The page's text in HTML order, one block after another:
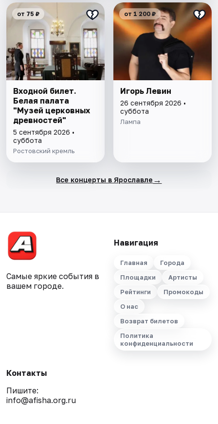
от 75 ₽
Входной билет.
Белая палата
"Музей церковных
древностей"
5 сентября 2026 •
суббота
Ростовский кремль
от 1 200 ₽
Игорь Левин
26 сентября 2026 •
суббота
Лампа
Все концерты в Ярославле →
Самые яркие события в
вашем городе.
Навигация
Главная
Города
Площадки
Артисты
Рейтинги
Промокоды
О нас
Возврат билетов
Политика
конфиденциальности
Контакты
Пишите:
info@afisha.org.ru